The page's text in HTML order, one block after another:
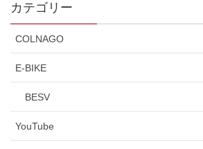
カテゴリー
COLNAGO
E-BIKE
BESV
YouTube